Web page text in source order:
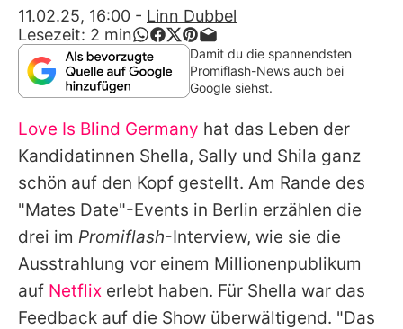
App runterladen
Team
Redaktionelle Richtlinien
Impressum
Datenschutzerklärung
Nutzungsbedingungen
Utiq verwalten
11.02.25, 16:00 - Linn Dubbel
Lesezeit: 2 min
Damit du die spannendsten
Promiflash-News auch bei
Google siehst.
Love Is Blind Germany hat das Leben der
Kandidatinnen Shella, Sally und Shila ganz
schön auf den Kopf gestellt. Am Rande des
"Mates Date"-Events in Berlin erzählen die
drei im Promiflash-Interview, wie sie die
Ausstrahlung vor einem Millionenpublikum
auf Netflix erlebt haben. Für Shella war das
Feedback auf die Show überwältigend. "Das